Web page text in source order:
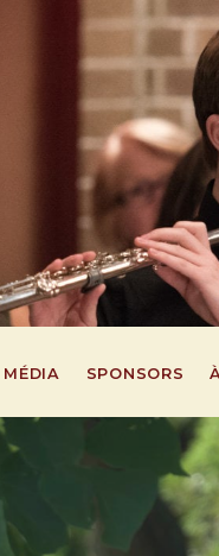
MÉDIA SPONSORS